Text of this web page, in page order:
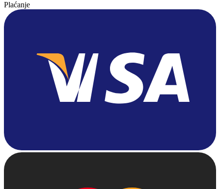
Plaćanje